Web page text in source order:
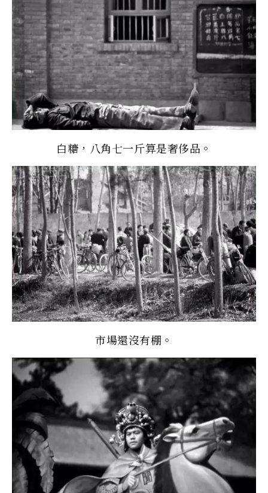
白糖，八角七一斤算是奢侈品。
市場還沒有棚。